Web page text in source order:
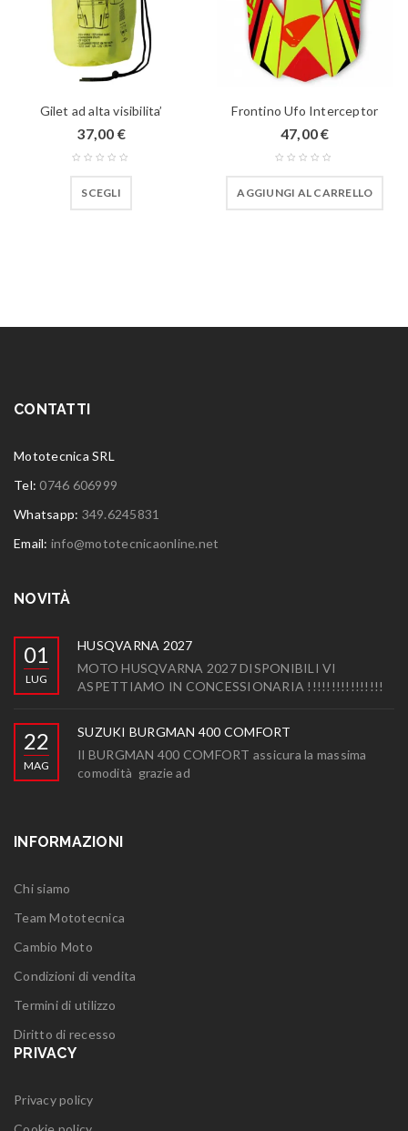
Gilet ad alta visibilita’
37,00 €
SCEGLI
Frontino Ufo Interceptor
47,00€
AGGIUNGI AL CARRELLO
CONTATTI
Mototecnica SRL
Tel:0746 606999
Whatsapp: 349.6245831
Email: info@mototecnicaonline.net
NOVITÀ
01
LUG
HUSQVARNA 2027
MOTO HUSQVARNA 2027 DISPONIBILI VI
ASPETTIAMO IN CONCESSIONARIA !!!!!!!!!!!!!!!!
22
MAG
SUZUKI BURGMAN 400 COMFORT
Il BURGMAN 400 COMFORT assicura la massima
comodità grazie ad
INFORMAZIONI
Chi siamo
Team Mototecnica
Cambio Moto
Condizioni di vendita
Termini di utilizzo
Diritto di recesso
PRIVACY
Privacy policy